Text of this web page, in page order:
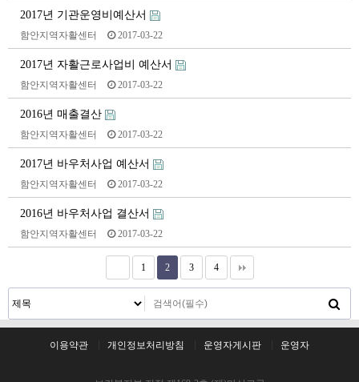
2017년 기관운영비예산서
함안지역자활센터 2017-03-22
2017년 자활근로사업비 예산서
함안지역자활센터 2017-03-22
2016년 매출결산
함안지역자활센터 2017-03-22
2017년 바우처사업 예산서
함안지역자활센터 2017-03-22
2016년 바우처사업 결산서
함안지역자활센터 2017-03-22
1 2 3 4
이용약관 개인정보처리방침 운영자게시판 운영자